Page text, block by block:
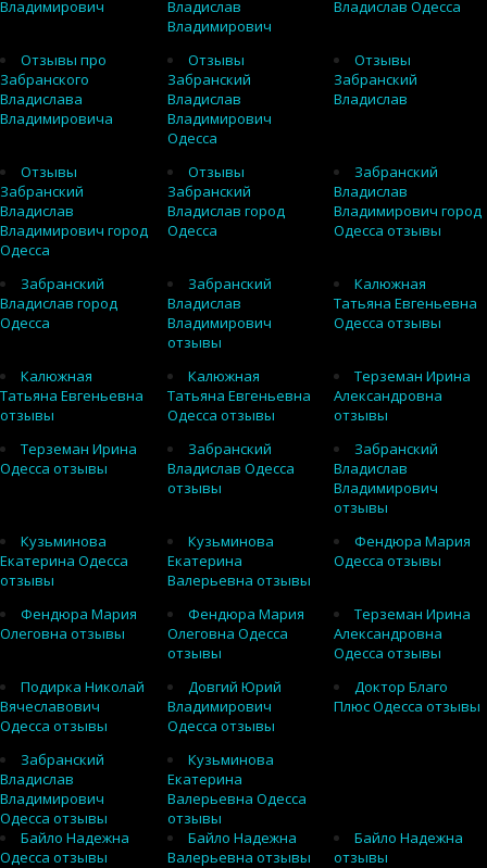
Владимирович
Владислав
Владимирович
Владислав Одесса
Отзывы про
Забранского
Владислава
Владимировича
Отзывы
Забранский
Владислав
Владимирович
Одесса
Отзывы
Забранский
Владислав
Отзывы
Забранский
Владислав
Владимирович город
Одесса
Отзывы
Забранский
Владислав город
Одесса
Забранский
Владислав
Владимирович город
Одесса отзывы
Забранский
Владислав город
Одесса
Забранский
Владислав
Владимирович
отзывы
Калюжная
Татьяна Евгеньевна
Одесса отзывы
Калюжная
Татьяна Евгеньевна
отзывы
Калюжная
Татьяна Евгеньевна
Одесса отзывы
Терземан Ирина
Александровна
отзывы
Терземан Ирина
Одесса отзывы
Забранский
Владислав Одесса
отзывы
Забранский
Владислав
Владимирович
отзывы
Кузьминова
Екатерина Одесса
отзывы
Кузьминова
Екатерина
Валерьевна отзывы
Фендюра Мария
Одесса отзывы
Фендюра Мария
Олеговна отзывы
Фендюра Мария
Олеговна Одесса
отзывы
Терземан Ирина
Александровна
Одесса отзывы
Подирка Николай
Вячеславович
Одесса отзывы
Довгий Юрий
Владимирович
Одесса отзывы
Доктор Благо
Плюс Одесса отзывы
Забранский
Владислав
Владимирович
Одесса отзывы
Кузьминова
Екатерина
Валерьевна Одесса
отзывы
Байло Надежна
Одесса отзывы
Байло Надежна
Валерьевна отзывы
Байло Надежна
отзывы